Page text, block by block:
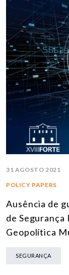
31 AGOSTO 2021
POLICY PAPERS
Ausência de
de
Geopolítica
SEGURANÇA